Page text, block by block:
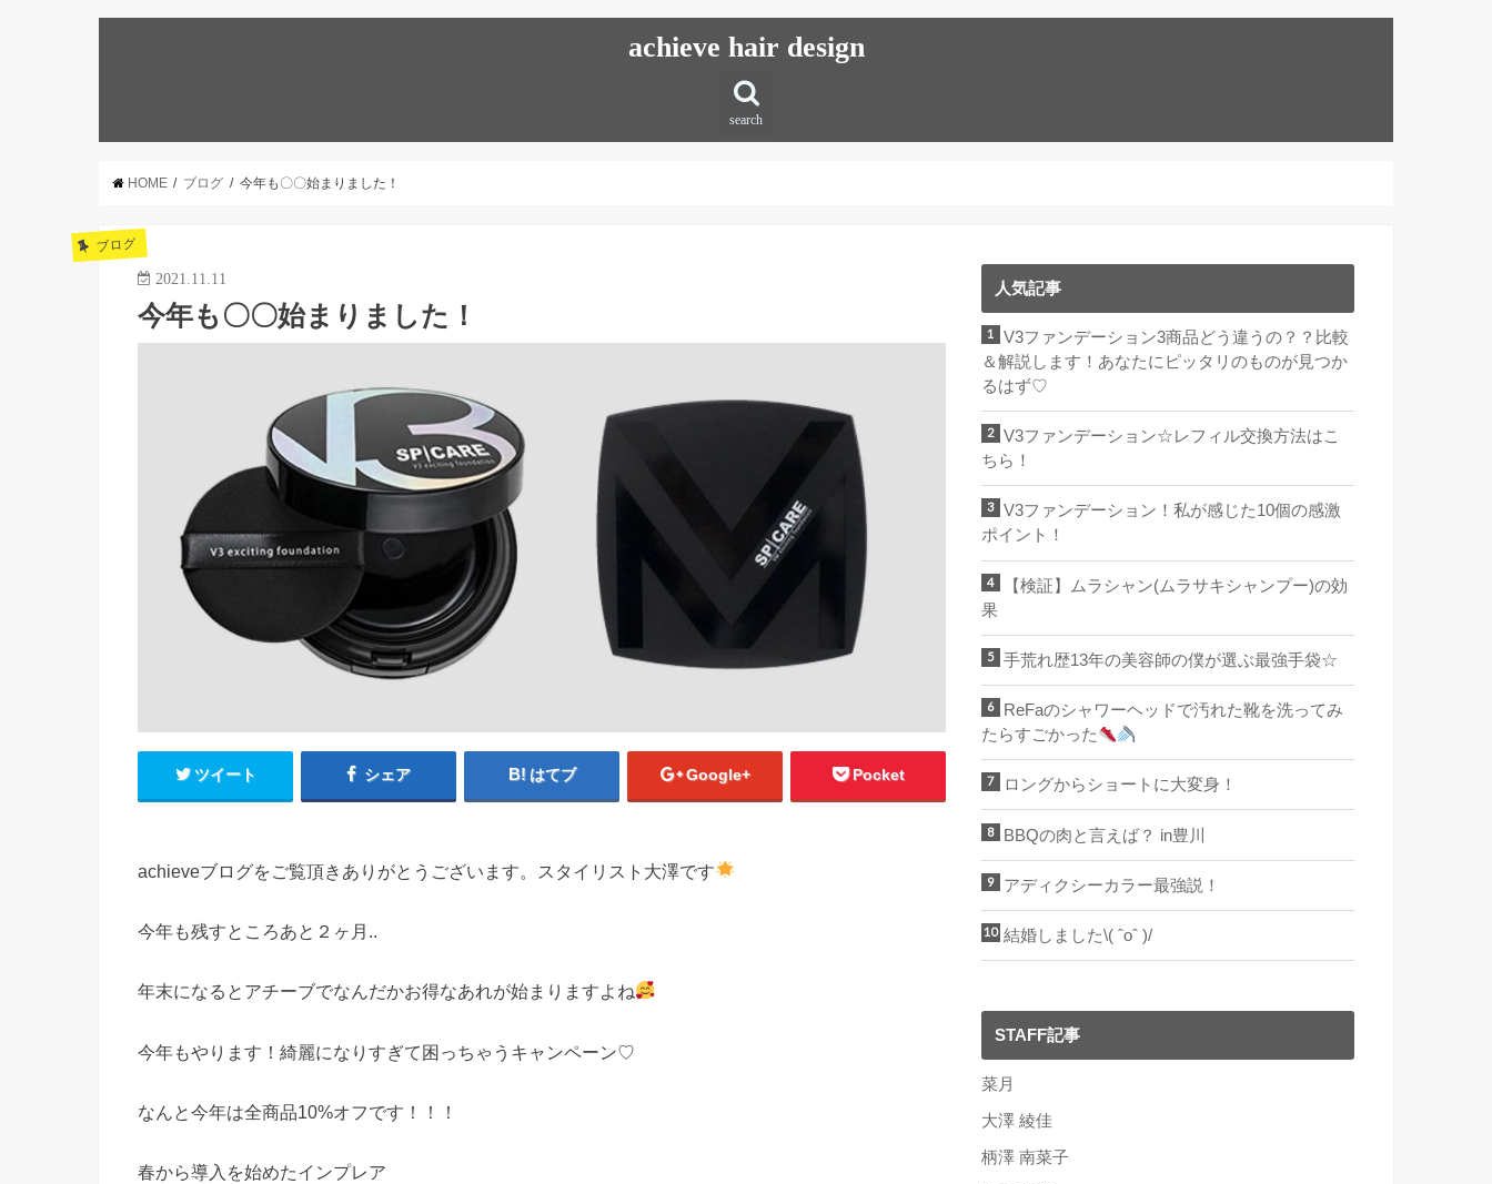
achieve hair design
search
HOME ブログ 今年も〇〇始まりました！
ブログ
2021.11.11
今年も〇〇始まりました！
ツイート シェア はてブ Google+ Pocket
achieveブログをご覧頂きありがとうございます。スタイリスト大澤です
今年も残すところあと２ヶ月..
年末になるとアチーブでなんだかお得なあれが始まりますよね
今年もやります！綺麗になりすぎて困っちゃうキャンペーン♡
なんと今年は全商品10%オフです！！！
春から導入を始めたインプレア
人気記事
V3ファンデーション3商品どう違うの？？比較
＆解説します！あなたにピッタリのものが見つか
るはず♡
V3ファンデーション☆レフィル交換方法はこ
ちら！
V3ファンデーション！私が感じた10個の感激
ポイント！
【検証】ムラシャン(ムラサキシャンプー)の効
果
手荒れ歴13年の美容師の僕が選ぶ最強手袋☆
ReFaのシャワーヘッドで汚れた靴を洗ってみ
たらすごかった
ロングからショートに大変身！
BBQの肉と言えば？ in豊川
アディクシーカラー最強説！
結婚しました\( ˆoˆ )/
STAFF記事
菜月
大澤 綾佳
柄澤 南菜子